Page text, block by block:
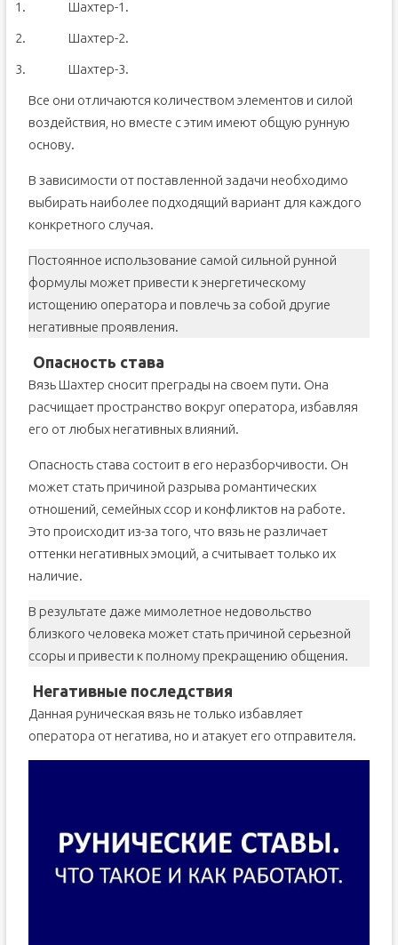
Шахтер-1.
Шахтер-2.
Шахтер-3.
Все они отличаются количеством элементов и силой
воздействия, но вместе с этим имеют общую рунную
основу.
В зависимости от поставленной задачи необходимо
выбирать наиболее подходящий вариант для каждого
конкретного случая.
Постоянное использование самой сильной рунной
формулы может привести к энергетическому
истощению оператора и повлечь за собой другие
негативные проявления.
Опасность става
Вязь Шахтер сносит преграды на своем пути. Она
расчищает пространство вокруг оператора, избавляя
его от любых негативных влияний.
Опасность става состоит в его неразборчивости. Он
может стать причиной разрыва романтических
отношений, семейных ссор и конфликтов на работе.
Это происходит из-за того, что вязь не различает
оттенки негативных эмоций, а считывает только их
наличие.
В результате даже мимолетное недовольство
близкого человека может стать причиной серьезной
ссоры и привести к полному прекращению общения.
Негативные последствия
Данная руническая вязь не только избавляет
оператора от негатива, но и атакует его отправителя.